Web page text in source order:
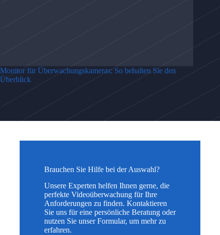
Monitor für Überwachungskameras: So behalten Sie den
Überblick
Brauchen Sie Hilfe bei der Auswahl?
Unsere Experten helfen Ihnen gerne, die
perfekte Videoüberwachung für Ihre
Anforderungen zu finden. Kontaktieren
Sie uns für eine persönliche Beratung oder
nutzen Sie unser Formular, um mehr zu
erfahren.